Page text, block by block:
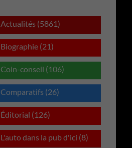
Actualités (5861)
Biographie (21)
Coin-conseil (106)
Comparatifs (26)
Éditorial (126)
L'auto dans la pub d'ici (8)